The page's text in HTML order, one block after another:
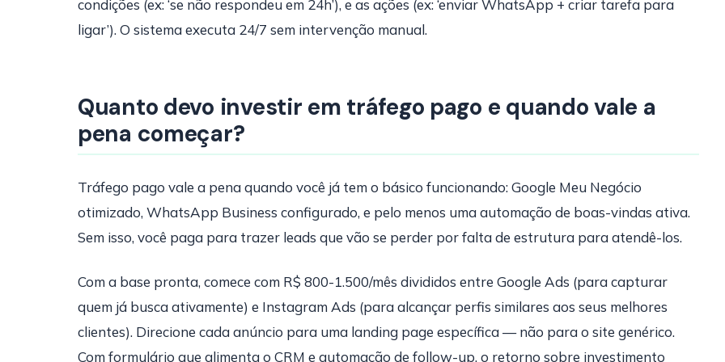
condições (ex: ‘se não respondeu em 24h’), e as ações (ex: ‘enviar WhatsApp + criar tarefa para
ligar’). O sistema executa 24/7 sem intervenção manual.
Quanto devo investir em tráfego pago e quando vale a
pena começar?
Tráfego pago vale a pena quando você já tem o básico funcionando: Google Meu Negócio
otimizado, WhatsApp Business configurado, e pelo menos uma automação de boas-vindas ativa.
Sem isso, você paga para trazer leads que vão se perder por falta de estrutura para atendê-los.
Com a base pronta, comece com R$ 800-1.500/mês divididos entre Google Ads (para capturar
quem já busca ativamente) e Instagram Ads (para alcançar perfis similares aos seus melhores
clientes). Direcione cada anúncio para uma landing page específica — não para o site genérico.
Com formulário que alimenta o CRM e automação de follow-up, o retorno sobre investimento